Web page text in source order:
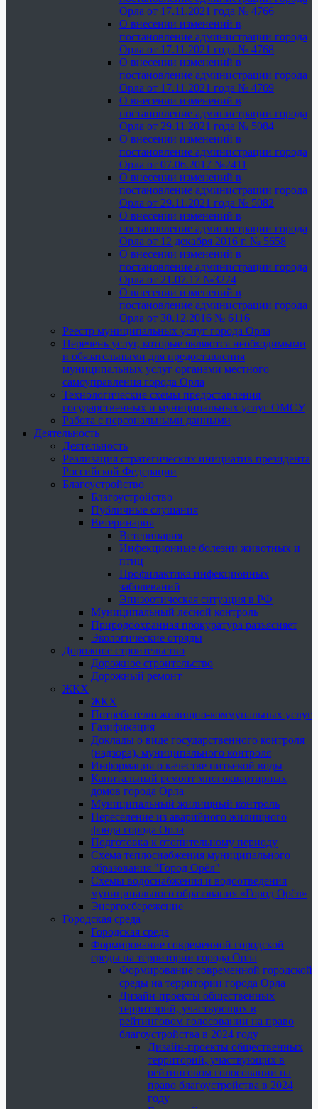
Орла от 17.11.2021 года № 4766
О внесении изменений в
постановление администрации города
Орла от 17.11.2021 года № 4768
О внесении изменений в
постановление администрации города
Орла от 17.11.2021 года № 4769
О внесении изменений в
постановление администрации города
Орла от 29.11.2021 года № 5084
О внесении изменений в
постановление администрации города
Орла от 07.06.2017 №2411
О внесении изменений в
постановление администрации города
Орла от 29.11.2021 года № 5082
О внесении изменений в
постановление администрации города
Орла от 12 декабря 2016 г. № 5658
О внесении изменений в
постановление администрации города
Орла от 21.07.17 №3274
О внесении изменений в
постановление администрации города
Орла от 30.12.2016 № 6116
Реестр муниципальных услуг города Орла
Перечень услуг, которые являются необходимыми
и обязательными для предоставления
муниципальных услуг органами местного
самоуправления города Орла
Технологические схемы предоставления
государственных и муниципальных услуг ОМСУ
Работа с персональными данными
Деятельность
Деятельность
Реализация стратегических инициатив президента
Российской Федерации
Благоустройство
Благоустройство
Публичные слушания
Ветеринария
Ветеринария
Инфекционные болезни животных и
птиц
Профилактика инфекционных
заболеваний
Эпизоотическая ситуация в РФ
Муниципальный лесной контроль
Природоохранная прокуратура разъясняет
Экологические отряды
Дорожное строительство
Дорожное строительство
Дорожный ремонт
ЖКХ
ЖКХ
Потребителю жилищно-коммунальных услуг
Газификация
Доклады о виде государственного контроля
(надзора), муниципального контроля
Информация о качестве питьевой воды
Капитальный ремонт многоквартирных
домов города Орла
Муниципальный жилищный контроль
Переселение из аварийного жилищного
фонда города Орла
Подготовка к отопительному периоду
Схема теплоснабжения муниципального
образования "Город Орёл"
Схемы водоснабжения и водоотведения
муниципального образования «Город Орёл»
Энергосбережение
Городская среда
Городская среда
Формирование современной городской
среды на территории города Орла
Формирование современной городской
среды на территории города Орла
Дизайн-проекты общественных
территорий, участвующих в
рейтинговом голосовании на право
благоустройства в 2024 году
Дизайн-проекты общественных
территорий, участвующих в
рейтинговом голосовании на
право благоустройства в 2024
году